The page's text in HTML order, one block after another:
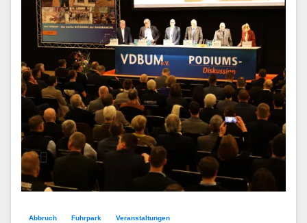
Abbruch Fuhrpark Veranstaltungen